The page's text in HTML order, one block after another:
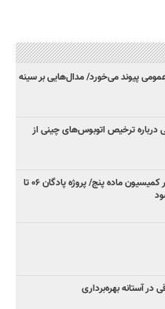
پیوند می‌خورد/ مدال‌هایی بر سینه
درباره ترخیص اتوبوس‌های چینی از
تصویب پارکینگ- پناهگاه‌ها در کمیسیون ماده پنج/ پروژه پادگان ۰۶ تا